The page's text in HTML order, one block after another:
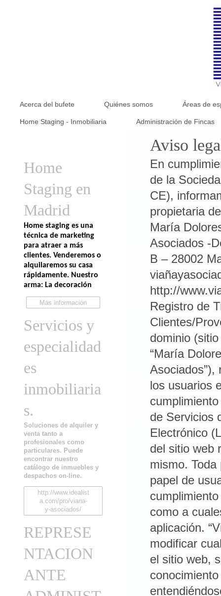
Acerca del bufete Quiénes somos Áreas de
Home Staging - Inmobiliaria Administración de Fincas
Aviso
En cumplimiento de la Ley 34/2002, de 11 de julio, de Servicios de la Sociedad de la Información y Comercio Electrónico (LSSI CE), informamos a los usuarios de los datos de la empresa propietaria de esta web: Responsable -Denominación Social: María Dolores Viaña Llano -Nombre Comercial: Viaña & Asociados -Domicilio Social: Calle López De Hoyos, 190 - Bajo B – 28002 Madrid Contacto -Teléfono: 915228606 -eMail: viañayasociados@hotmail.com -Formulario de contacto online: http://www.viana-y-asociados.com/contacto/ Registros: -Registro de Tratamientos conforme al RGPD: Clientes/Proveedores, Empleados y Usuarios Web. -Nombre de dominio (sitio web): www.viana-y-asociados.com OBJETO “María Dolores Viaña Llano” (en adelante, “Viaña & Asociados”), responsable del sitio web, pone a disposición de los usuarios el presente documento con el que pretende dar cumplimiento a las obligaciones dispuestas en la Ley 34/2002, de Servicios de la Sociedad de la Información y del Comercio Electrónico (LSSI-CE), así como informar a todos los usuarios del sitio web respecto a cuáles son las condiciones de uso del mismo. Toda persona que acceda a este sitio web asume el papel de usuario, comprometiéndose a la observancia y cumplimiento riguroso de las disposiciones aquí dispuestas, así como a cualesquiera otra disposición legal que fuera de aplicación. “Viaña & Asociados” se reserva el derecho a modificar cualquier tipo de información que pudiera aparecer en el sitio web, sin que exista obligación de preavisar o poner en conocimiento de los usuarios dichas obligaciones, entendiéndose como suficiente con la publicación en el sitio web. PROTECCIÓN DE DATOS “Viaña & Asociados” se encuentra profundamente comprometido con el cumplimiento de la normativa española de protección de datos de carácter personal, y garantiza el cumplimiento íntegro de las obligaciones dispuestas, así como la implementación de las medidas de seguridad dispuestas en el art. 9 de la Ley 15/1999, de Protección de Datos de
Home
Staging en
Madrid
Home staging es una
técnica de marketing
para atraer a más
clientes. Venderemos o
alquilaremos su casa
rápidamente. Nuestro
arma: La decoración
Más información
Servicios y
especialidad
es
inmobiliaria
s.
Soluciones de alquiler y
venta tanto a
profesionales como
particulares. Puede
encontrar nuestro
catálogo de inmuebles y
despachos on-line.
http://www.idealist
a.com/pro/viana-
y-asociados/
REPRESE
NTACION
ANTE